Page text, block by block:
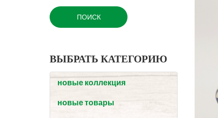
ВЫБРАТЬ КАТЕГОРИЮ
новые коллекция
новые товары